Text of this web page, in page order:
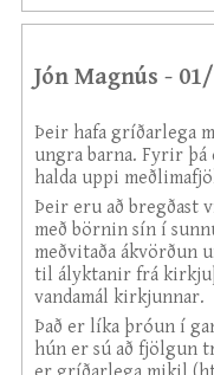
Jón Magnús -
Þeir hafa gríðarlega
ungra barna. Fyrir þá
halda uppi
Þeir eru að bregðast
með börnin sín í
meðvitaða ákvörðun
til ályktanir frá
vandamál kirkjunnar.
Það er líka þróun í
hún er sú að fjölgun